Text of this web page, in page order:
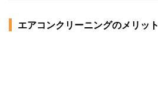
エアコンクリーニングのメリット